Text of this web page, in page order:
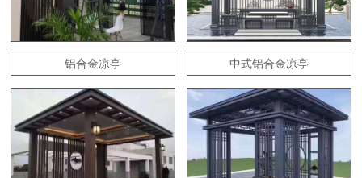
铝合金凉亭 中式铝合金凉亭